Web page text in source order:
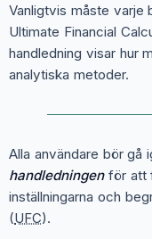
Vanligtvis måste varje
Ultimate Financial
handledning visar hur
analytiska metoder.
Alla användare bör gå
handledningenför att
inställningarna och
(UFC).